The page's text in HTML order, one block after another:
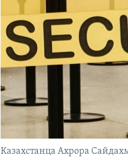
Казахстанца Ахрора